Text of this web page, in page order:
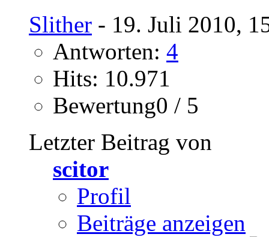
Slither - 19. Juli 2010,
Antworten: 4
Hits: 10.971
Bewertung0 / 5
Letzter Beitrag von
scitor
Profil
Beiträge anzeigen